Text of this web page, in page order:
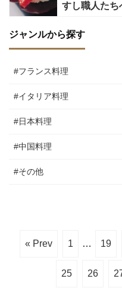
すし職人たち
ジャンルから探す
#フランス料理
#イタリア料理
#日本料理
#中国料理
#その他
« Prev 1 … 19
25 26